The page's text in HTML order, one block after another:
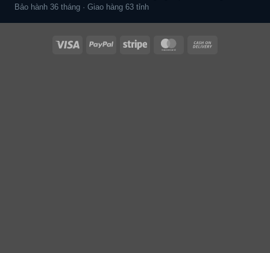
Bảo hành 36 tháng · Giao hàng 63 tỉnh
Visa PayPal Stripe MasterCard